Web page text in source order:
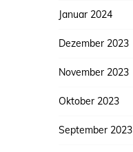
Januar 2024
Dezember 2023
November 2023
Oktober 2023
September 2023